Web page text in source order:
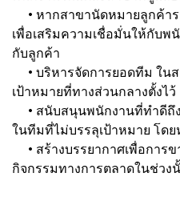
• หากสาขานัดหมายลูกค้าร
เพื่อเสริมความเชื่อมั่นให้กับพ
กับลูกค้า
• บริหารจัดการยอดทีม ใน
เป้าหมายที่ทางส่วนกลางตั้งไว้
• สนับสนุนพนักงานที่ทำดีถึ
ในทีมที่ไม่บรรลุเป้าหมาย โด
• สร้างบรรยากาศเพื่อการ
กิจกรรมทางการตลาดในช่วง